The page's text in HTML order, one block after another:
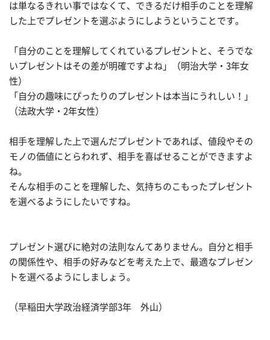
は単なるきれい事ではなくて、できるだけ相手のことを理解
した上でプレゼントを選ぶようにしようということです。
「自分のことを理解してくれているプレゼントと、そうでな
いプレゼントはその差が明確ですよね」（明治大学・3年女
性）
「自分の趣味にぴったりのプレゼントは本当にうれしい！」
（法政大学・2年女性）
相手を理解した上で選んだプレゼントであれば、値段やその
モノの価値にとらわれず、相手を喜ばせることができますよ
ね。
そんな相手のことを理解した、気持ちのこもったプレゼント
を選べるようにしたいですね。
プレゼント選びに絶対の法則なんてありません。自分と相手
の関係性や、相手の好みなどを考えた上で、最適なプレゼン
トを選べるようにしましょう。
（早稲田大学政治経済学部3年 外山）